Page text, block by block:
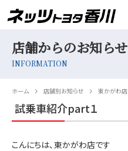
店舗からのお知らせ
INFORMATION
ホーム 店舗別お知らせ 東かがわ店
試乗車紹介part１
こんにちは、東かがわ店です